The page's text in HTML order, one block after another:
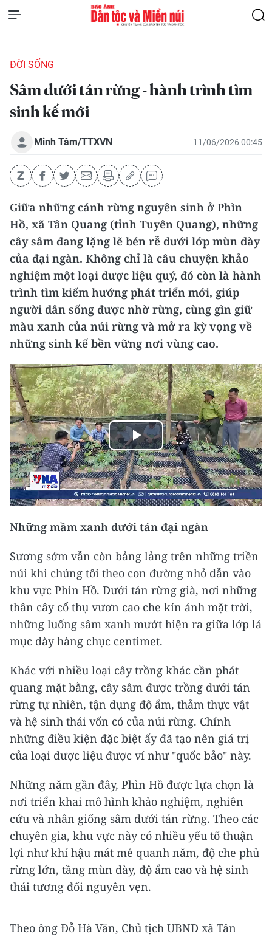
ĐỜI SỐNG
Sâm dưới tán rừng - hành trình tìm
sinh kế mới
Minh Tâm/TTXVN 11/06/2026 00:45
Giữa những cánh rừng nguyên sinh ở Phìn
Hồ, xã Tân Quang (tỉnh Tuyên Quang), những
cây sâm đang lặng lẽ bén rễ dưới lớp mùn dày
của đại ngàn. Không chỉ là câu chuyện khảo
nghiệm một loại dược liệu quý, đó còn là hành
trình tìm kiếm hướng phát triển mới, giúp
người dân sống được nhờ rừng, cùng gìn giữ
màu xanh của núi rừng và mở ra kỳ vọng về
những sinh kế bền vững nơi vùng cao.
Play
Video
Những mầm xanh dưới tán đại ngàn
Sương sớm vẫn còn bảng lảng trên những triền
núi khi chúng tôi theo con đường nhỏ dẫn vào
khu vực Phìn Hồ. Dưới tán rừng già, nơi những
thân cây cổ thụ vươn cao che kín ánh mặt trời,
những luống sâm xanh mướt hiện ra giữa lớp lá
mục dày hàng chục centimet.
Khác với nhiều loại cây trồng khác cần phát
quang mặt bằng, cây sâm được trồng dưới tán
rừng tự nhiên, tận dụng độ ẩm, thảm thực vật
và hệ sinh thái vốn có của núi rừng. Chính
những điều kiện đặc biệt ấy đã tạo nên giá trị
của loại dược liệu được ví như "quốc bảo" này.
Những năm gần đây, Phìn Hồ được lựa chọn là
nơi triển khai mô hình khảo nghiệm, nghiên
cứu và nhân giống sâm dưới tán rừng. Theo các
chuyên gia, khu vực này có nhiều yếu tố thuận
lợi như khí hậu mát mẻ quanh năm, độ che phủ
rừng lớn, tầng mùn dày, độ ẩm cao và hệ sinh
thái tương đối nguyên vẹn.
Theo ông Đỗ Hà Văn, Chủ tịch UBND xã Tân